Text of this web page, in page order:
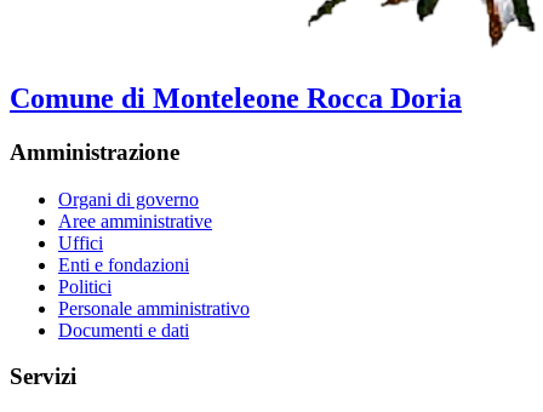
Comune di Monteleone Rocca Doria
Amministrazione
Organi di governo
Aree amministrative
Uffici
Enti e fondazioni
Politici
Personale amministrativo
Documenti e dati
Servizi